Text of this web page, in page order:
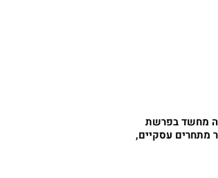
מחשד בפרשת
מתחרים עסקיים,